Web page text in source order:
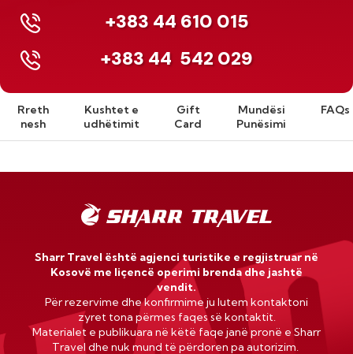
+383 44 610 015
+383 44 542 029
Rreth
nesh
Kushtet e
udhëtimit
Gift
Card
Mundësi
Punësimi
FAQs
Sharr Travel është agjenci turistike e regjistruar në
Kosovë me liçencë operimi brenda dhe jashtë
vendit.
Për rezervime dhe konfirmime ju lutem kontaktoni
zyret tona përmes faqes së kontaktit.
Materialet e publikuara në këtë faqe janë pronë e Sharr
Travel dhe nuk mund të përdoren pa autorizim.